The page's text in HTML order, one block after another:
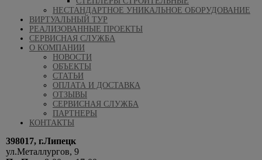
НЕСТАНДАРТНОЕ УНИКАЛЬНОЕ ОБОРУДОВАНИЕ
ВИРТУАЛЬНЫЙ ТУР
РЕАЛИЗОВАННЫЕ ПРОЕКТЫ
СЕРВИСНАЯ СЛУЖБА
О КОМПАНИИ
НОВОСТИ
ОБЪЕКТЫ
СТАТЬИ
ОПЛАТА И ДОСТАВКА
ОТЗЫВЫ
СЕРВИСНАЯ СЛУЖБА
ПАРТНЕРЫ
КОНТАКТЫ
398017, г.Липецк
ул.Металлургов, 9